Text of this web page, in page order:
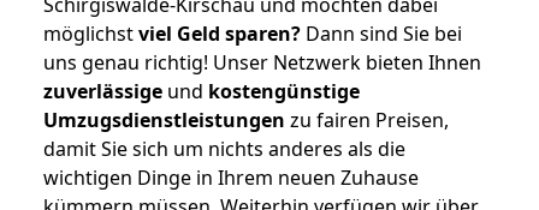
möglichstviel Geld sparen? Dann sind Sie bei
uns genau richtig! Unser Netzwerk bieten Ihnen
zuverlässige und kostengünstige
Umzugsdienstleistungen zu fairen Preisen,
damit Sie sich um nichts anderes als die
wichtigen Dinge in Ihrem neuen Zuhause